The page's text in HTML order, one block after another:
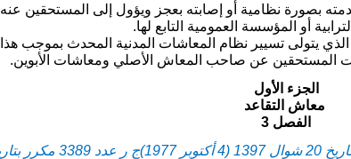
بصورة نظامية أو إصابته بعجز ويؤول إلى المستحقين عنه
أو المؤسسة العمومية التابع لها.
يتولى تسيير نظام المعاشات المدنية المحدث بموجب هذا
المستحقين عن صاحب المعاش الأصلي ومعاشات الأبوين.
الجزء الأول
معاش التقاعد
الفصل 3